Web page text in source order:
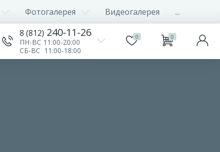
Фотогалерея Видеогалерея
...
8 (812) 240-11-26
ПН-ВС 11:00-20:00
СБ-ВС 11:00-18:00
0 0